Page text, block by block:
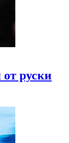
от руски